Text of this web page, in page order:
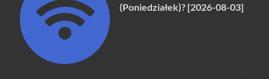
(Poniedziałek)? [2026-08-03]